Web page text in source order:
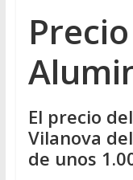
El precio
Vilanova
de unos